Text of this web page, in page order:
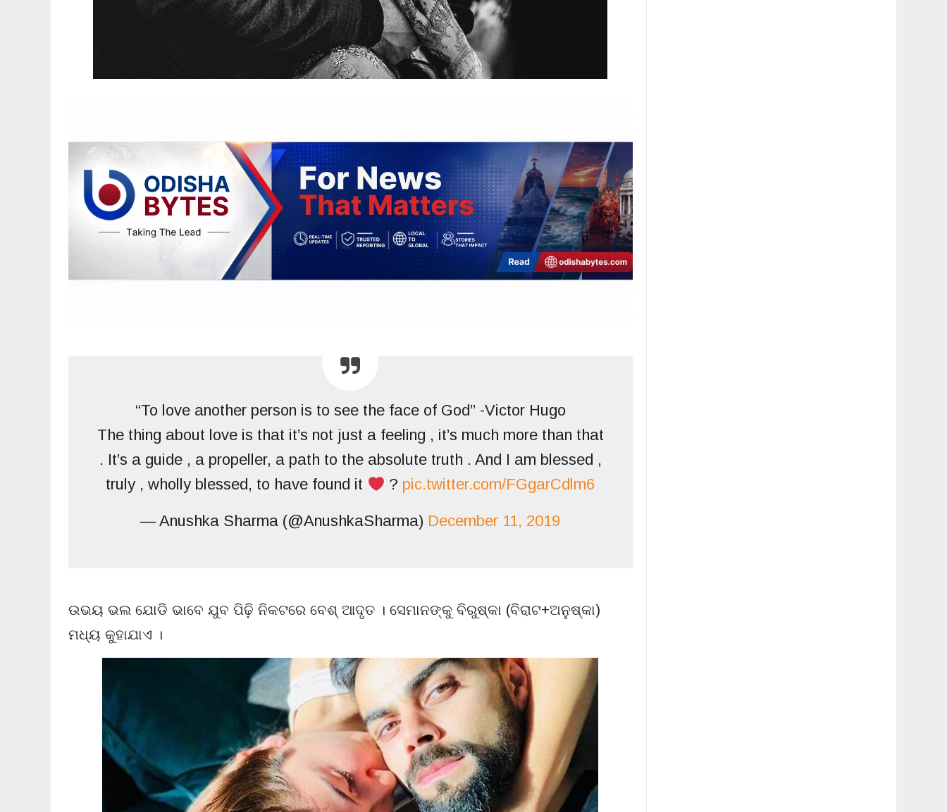
“To love another person is to see the face of God” -Victor Hugo
The thing about love is that it’s not just a feeling , it’s much more than that
. It’s a guide , a propeller, a path to the absolute truth . And I am blessed ,
truly , wholly blessed, to have found it
? pic.twitter.com/FGgarCdlm6
— Anushka Sharma (@AnushkaSharma) December 11, 2019
ଉଭୟ ଭଲ ଯୋଡି ଭାବେ ଯୁବ ପିଢ଼ି ନିକଟରେ ବେଶ୍ ଆଦୃତ । ସେମାନଙ୍କୁ ବିରୁଷ୍କା (ବିରାଟ+ଅନୁଷ୍କା)
ମଧ୍ୟ କୁହାଯାଏ ।